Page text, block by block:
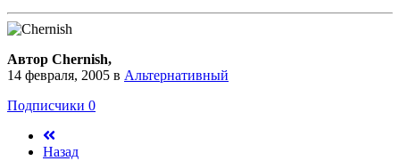
Автор Chernish,
14 февраля, 2005 в Альтернативный
Подписчики 0
Назад